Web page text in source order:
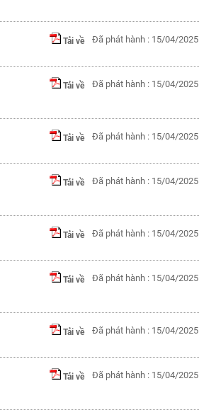
Tải về Đã phát hành : 15/04/2025
Tải về Đã phát hành : 15/04/2025
Tải về Đã phát hành : 15/04/2025
Tải về Đã phát hành : 15/04/2025
Tải về Đã phát hành : 15/04/2025
Tải về Đã phát hành : 15/04/2025
Tải về Đã phát hành : 15/04/2025
Tải về Đã phát hành : 15/04/2025